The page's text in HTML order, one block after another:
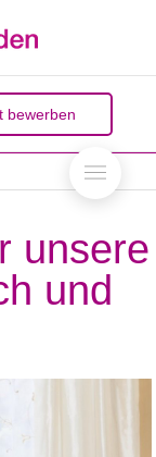
bewerben
unsere
und